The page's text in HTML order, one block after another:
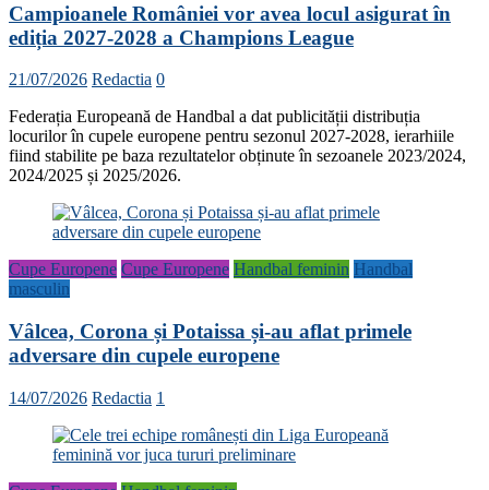
Campioanele României vor avea locul asigurat în
ediția 2027-2028 a Champions League
21/07/2026 Redactia 0
Federația Europeană de Handbal a dat publicității distribuția
locurilor în cupele europene pentru sezonul 2027-2028, ierarhiile
fiind stabilite pe baza rezultatelor obținute în sezoanele 2023/2024,
2024/2025 și 2025/2026.
Cupe Europene Cupe Europene Handbal feminin Handbal
masculin
Vâlcea, Corona și Potaissa și-au aflat primele
adversare din cupele europene
14/07/2026 Redactia 1